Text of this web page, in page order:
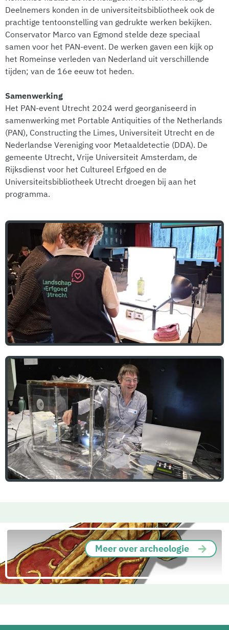
Deelnemers konden in de universiteitsbibliotheek ook de
prachtige tentoonstelling van gedrukte werken bekijken.
Conservator Marco van Egmond stelde deze speciaal
samen voor het PAN-event. De werken gaven een kijk op
het Romeinse verleden van Nederland uit verschillende
tijden; van de 16e eeuw tot heden.
Samenwerking
Het PAN-event Utrecht 2024 werd georganiseerd in
samenwerking met Portable Antiquities of the Netherlands
(PAN), Constructing the Limes, Universiteit Utrecht en de
Nederlandse Vereniging voor Metaaldetectie (DDA). De
gemeente Utrecht, Vrije Universiteit Amsterdam, de
Rijksdienst voor het Cultureel Erfgoed en de
Universiteitsbibliotheek Utrecht droegen bij aan het
programma.
Meer over archeologie